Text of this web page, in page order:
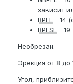
зависит
BPFL
- 14
BPFSL
- 19
Необрезан.
Эрекция от 8 до
Угол,